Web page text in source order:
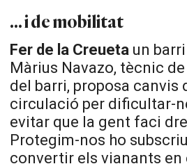
... i de mobilitat
Fer de la Creueta un
Màrius Navazo, tècnic
del barri, proposa canvis
circulació per dificultar-
evitar que la gent faci
Protegim-nos ho
convertir els vianants en